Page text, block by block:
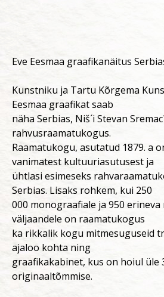
Eve Eesmaa graafikanäitus
Kunstniku ja Tartu Kõrgema
Eesmaa graafikat saab
näha Serbias, Niš´i Stevan
rahvusraamatukogus.
Raamatukogu, asutatud 1879. a
vanimatest kultuuriasutusest ja
ühtlasi esimeseks
Serbias. Lisaks rohkem, kui 250
000 monograafiale ja 950
väljaandele on raamatukogus
ka rikkalik kogu mitmesuguseid
ajaloo kohta ning
graafikakabinet, kus on hoiul üle
originaaltõmmise.